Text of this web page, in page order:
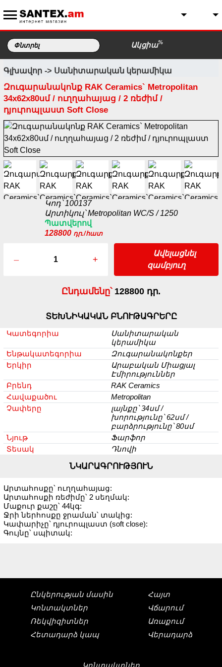
Ակցիա%
Գլխավոր Սանիտարական կերամիկա
Զուգարանակոնք RAK Ceramics` Metropolitan
34х62х80սմ / ուղղահայաց / 2 ռեժիմ /
դյուրոպլաստ Soft Close
Կոդ՝ 100137
Արտիկուլ՝ Metropolitan WC/S / 1250
Պատվերով
128800 դր./հատ
– +
զամբյուղ
Ընդամենը՝128800 դր.
ՏԵԽՆԻԿԱԿԱՆ ԲՆՈՒԹԱԳՐԵՐԸ
Կատեգորիա
Սանիտարական
կերամիկա
Ենթակատեգորիա
Զուգարանակոնքեր
Երկիր
Արաբական Միացյալ
Էմիրություններ
Բրենդ
RAK Ceramics
Հավաքածու
Metropolitan
Չափերը
լայնքը՝ 34սմ /
խորությունը՝ 62սմ /
բարձրությունը՝ 80սմ
Նյութ
Ֆարֆոր
Տեսակ
Դնովի
ՆԿԱՐԱԳՐՈՒԹՅՈՒՆ
Արտահոսքը՝ ուղղահայաց:
Արտահոսքի ռեժիմը՝ 2 սեղմակ:
Մաքուր քաշը՝ 44կգ:
Ջրի ներհոսքը ջրաման՝ տակից:
Կափարիչը՝ դյուրոպլաստ (soft close):
Գույնը՝ սպիտակ:
Ընկերության մասին
Կոնտակտներ
Ռեկվիզիտներ
Հետադարձ կապ
Հայտ
Վճարում
Առաքում
Վերադարձ
Կոնտակտներ